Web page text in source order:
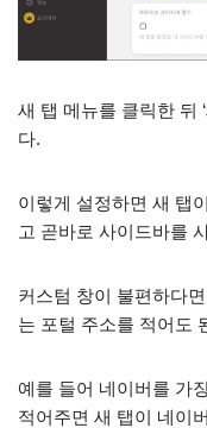
새 탭 메뉴를 클릭한 뒤
다.
이렇게 설정하면 새 탭
고 곧바로 사이드바를
커스텀 창이 불편하다
는 포털 주소를 적어도
예를 들어 네이버를 가
적어주면 새 탭이 네이